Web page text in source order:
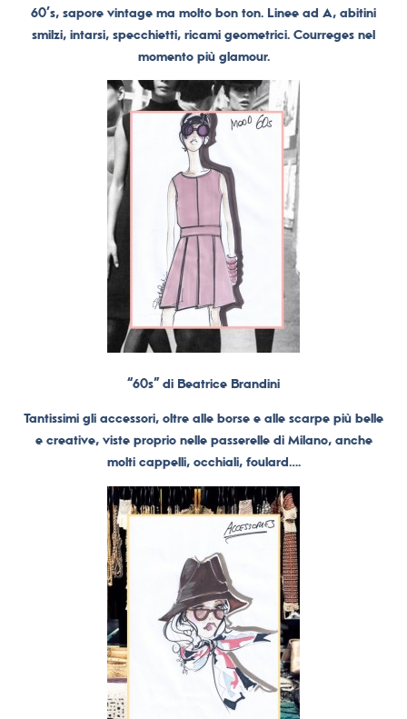
60’s, sapore vintage ma molto bon ton. Linee ad A, abitini
smilzi, intarsi, specchietti, ricami geometrici. Courreges nel
momento più glamour.
“60s” di Beatrice Brandini
Tantissimi gli accessori, oltre alle borse e alle scarpe più belle
e creative, viste proprio nelle passerelle di Milano, anche
molti cappelli, occhiali, foulard….